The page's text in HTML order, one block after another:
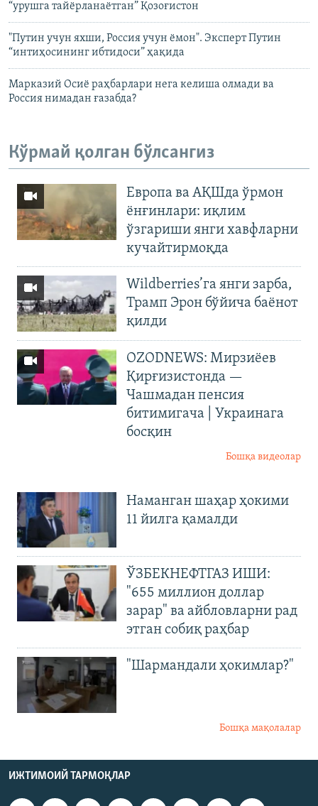
“урушга тайёрланаётган” Қозоғистон
"Путин учун яхши, Россия учун ёмон". Эксперт Путин
“интиҳосининг ибтидоси” ҳақида
Марказий Осиё раҳбарлари нега келиша олмади ва
Россия нимадан ғазабда?
Кўрмай қолган бўлсангиз
Европа ва АҚШда ўрмон
ёнғинлари: иқлим
ўзгариши янги хавфларни
кучайтирмоқда
Wildberries’га янги зарба,
Трамп Эрон бўйича баёнот
қилди
OZODNEWS: Мирзиёев
Қирғизистонда —
Чашмадан пенсия
битимигача | Украинага
босқин
Бошқа видеолар
Наманган шаҳар ҳокими
11 йилга қамалди
ЎЗБЕКНЕФТГАЗ ИШИ:
"655 миллион доллар
зарар" ва айбловларни рад
этган собиқ раҳбар
"Шармандали ҳокимлар?"
Бошқа мақолалар
ИЖТИМОИЙ ТАРМОҚЛАР